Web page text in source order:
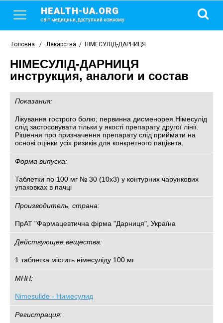
HEALTH-UA.ORG
світ медицини, доступний кожному
Головна / Лекарства / НІМЕСУЛІД-ДАРНИЦЯ
НІМЕСУЛІД-ДАРНИЦЯ
инструкция, аналоги и состав
Показания:
Лікування гострого болю; первинна дисменорея.Німесулід
слід застосовувати тільки у якості препарату другої лінії.
Рішення про призначення препарату слід приймати на
основі оцінки усіх ризиків для конкретного пацієнта.
Форма випуска:
Таблетки по 100 мг № 30 (10х3) у контурних чарункових
упаковках в пачці
Производитель, страна:
ПрАТ "Фармацевтична фірма "Дарниця", Україна
Действующее вещества:
1 таблетка містить німесуліду 100 мг
МНН:
Nimesulide - Нимесулид
Регистрация: